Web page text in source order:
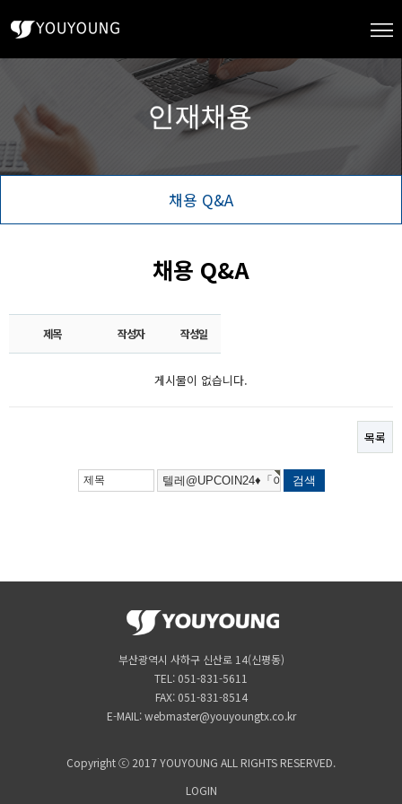
채용 Q&A
채용 Q&A
제목 작성자 작성일
게시물이 없습니다.
목록
부산광역시 사하구 신산로 14(신평동)
TEL: 051-831-5611
FAX: 051-831-8514
E-MAIL: webmaster@youyoungtx.co.kr
Copyright ⓒ 2017 YOUYOUNG ALL RIGHTS RESERVED.
LOGIN